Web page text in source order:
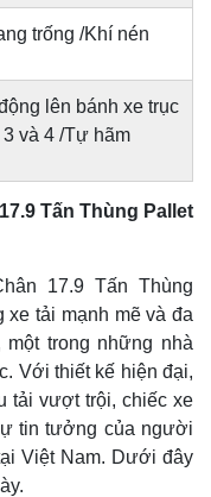
trống /Khí nén
lên bánh xe trục
3 và 4 /Tự hãm
Tấn Thùng Pallet
17.9 Tấn Thùng
xe tải mạnh mẽ và đa
trong những nhà
Với thiết kế hiện đại,
tải vượt trội, chiếc xe
tin tưởng của người
Việt Nam. Dưới đây